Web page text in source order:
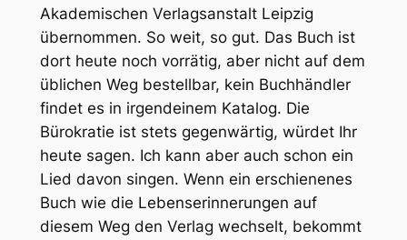
Akademischen Verlagsanstalt Leipzig
übernommen. So weit, so gut. Das Buch ist
dort heute noch vorrätig, aber nicht auf dem
üblichen Weg bestellbar, kein Buchhändler
findet es in irgendeinem Katalog. Die
Bürokratie ist stets gegenwärtig, würdet Ihr
heute sagen. Ich kann aber auch schon ein
Lied davon singen. Wenn ein erschienenes
Buch wie die Lebenserinnerungen auf
diesem Weg den Verlag wechselt, bekommt